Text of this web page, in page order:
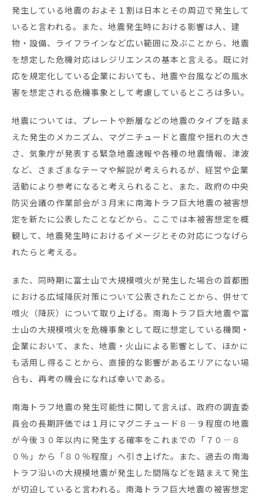
発生している地震のおよそ１割は日本とその周辺で発生して
いると言われる。また、地震発生時における影響は人、建
物・設備、ライフラインなど広い範囲に及ぶことから、地震
を想定した危機対応はレジリエンスの基本と言える。既に対
応を規定化している企業においても、地震や台風などの風水
害を想定される危機事象として考慮しているところは多い。
地震については、プレートや断層などの地震のタイプを踏ま
えた発生のメカニズム、マグニチュードと震度や揺れの大き
さ、気象庁が発表する緊急地震速報や各種の地震情報、津波
など、さまざまなテーマや解説が考えられるが、経営や企業
活動により参考になると考えられること、また、政府の中央
防災会議の作業部会が３月末に南海トラフ巨大地震の被害想
定を新たに公表したことなどから、ここでは本被害想定を概
観して、地震発生時におけるイメージとその対応につなげら
れたらと考える。
また、同時期に富士山で大規模噴火が発生した場合の首都圏
における広域降灰対策について公表されたことから、併せて
噴火（降灰）について取り上げる。南海トラフ巨大地震や富
士山の大規模噴火を危機事象として既に想定している機関・
企業において、また、地震・火山による影響として、ほかに
も活用し得ることから、直接的な影響があるエリアにない場
合も、再考の機会になれば幸いである。
南海トラフ地震の発生可能性に関して言えば、政府の調査委
員会の長期評価では１月にマグニチュード８―９程度の地震
が今後３０年以内に発生する確率をこれまでの「７０―８
０％」から「８０％程度」へ引き上げた。また、過去の南海
トラフ沿いの大規模地震が発生した間隔などを踏まえて発生
が切迫していると言われる。南海トラフ巨大地震の被害想定